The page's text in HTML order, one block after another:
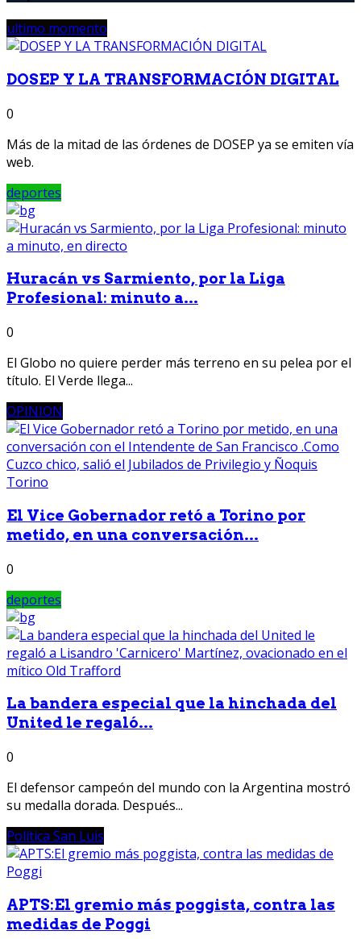
ultimo momento
DOSEP Y LA TRANSFORMACIÓN DIGITAL
0
Más de la mitad de las órdenes de DOSEP ya se emiten vía
web.
deportes
Huracán vs Sarmiento, por la Liga
Profesional: minuto a...
0
El Globo no quiere perder más terreno en su pelea por el
título. El Verde llega...
OPINION
El Vice Gobernador retó a Torino por
metido, en una conversación...
0
deportes
La bandera especial que la hinchada del
United le regaló...
0
El defensor campeón del mundo con la Argentina mostró
su medalla dorada. Después...
Política San Luis
APTS:El gremio más poggista, contra las
medidas de Poggi